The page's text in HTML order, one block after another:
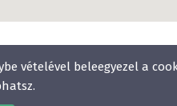
vételével beleegyezel a